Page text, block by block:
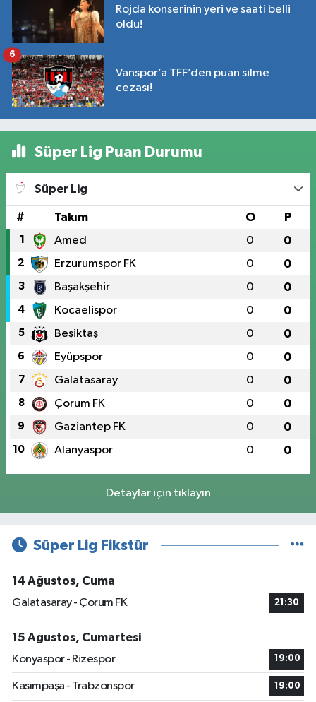
Rojda konserinin yeri ve saati belli
oldu!
Vanspor’a TFF’den puan silme
cezası!
6
Süper Lig Puan Durumu
Süper Lig
# Takım O P
1 Amed 0 0
2 Erzurumspor FK 0 0
3 Başakşehir 0 0
4 Kocaelispor 0 0
5 Beşiktaş 0 0
6 Eyüpspor 0 0
7 Galatasaray 0 0
8 Çorum FK 0 0
9 Gaziantep FK 0 0
10 Alanyaspor 0 0
Detaylar için tıklayın
Süper Lig Fikstür
14 Ağustos, Cuma
Galatasaray - Çorum FK
21:30
15 Ağustos, Cumartesi
Konyaspor - Rizespor
19:00
Kasımpaşa - Trabzonspor 19:00